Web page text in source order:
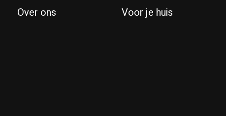
Over ons
Voor je huis